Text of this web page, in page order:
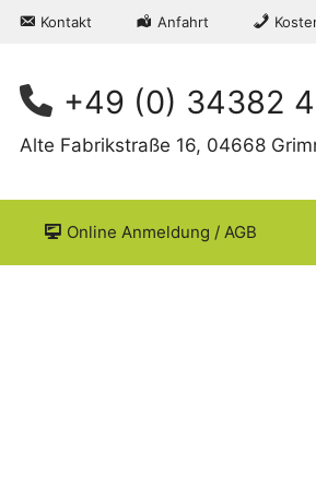
Kontakt Anfahrt
+49 (0) 34382
Alte Fabrikstraße 16, 04668
Online Anmeldung / AGB